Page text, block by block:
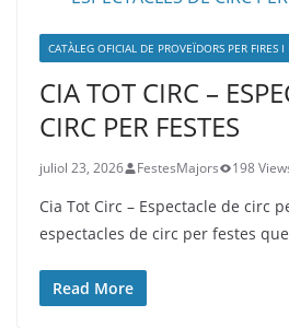
CATÀLEG OFICIAL DE PROVEÏDORS PER FIRES
CIA TOT CIRC –
CIRC PER FESTES
juliol 23, 2026 FestesMajors 198
Cia Tot Circ – Espectacle de circ
espectacles de circ per festes
Read More